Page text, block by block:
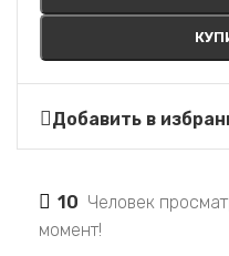
Добавить в
10 Человек
момент!